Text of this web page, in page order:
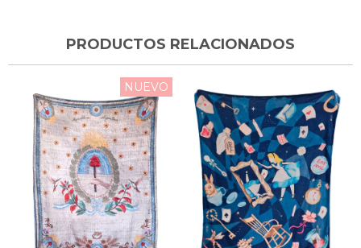
PRODUCTOS RELACIONADOS
NUEVO